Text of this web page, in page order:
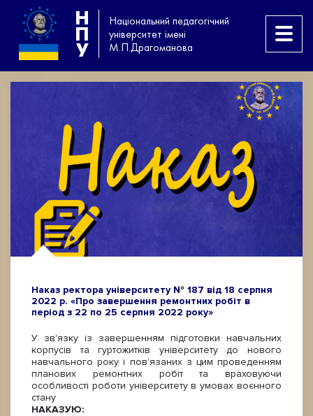
Н
П
У
Національний педагогічний
університет імені
М.П.Драгоманова
Наказ ректора університету № 187 від 18 серпня
2022 р. «Про завершення ремонтних робіт в
період з 22 по 25 серпня 2022 року»
У зв'язку із завершенням підготовки навчальних
корпусів та гуртожитків університету до нового
навчального року і пов'язаних з цим проведенням
планових ремонтних робіт та враховуючи
особливості роботи університету в умовах воєнного
стану
НАКАЗУЮ: